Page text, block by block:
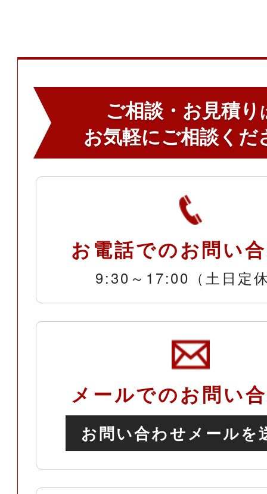
ご相談・お見積り
お気軽にご相談くだ
お電話でのお問い
9:30～17:00（土日定
メールでのお問い
お問い合わせメールを